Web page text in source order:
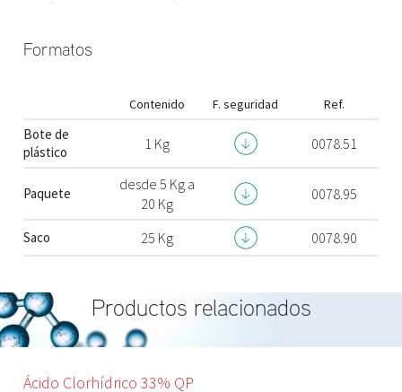
Formatos
Contenido F. seguridad Ref.
Bote de
plástico
1 Kg 0078.51
Paquete
desde 5 Kg a
20 Kg
0078.95
Saco 25 Kg 0078.90
Productos relacionados
Ácido Clorhídrico 33% QP